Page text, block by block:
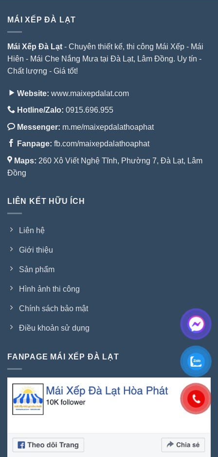
MÁI XẾP ĐÀ LẠT
Mái Xếp Đà Lạt - Chuyên thiết kế, thi công Mái Xếp - Mái
Hiên - Mái Che Nắng Mưa tại Đà Lạt, Lâm Đồng. Uy tín -
Chất lượng - Giá tốt!
Website: www.maixepdalat.com
Hotline/Zalo: 0915.696.955
Messenger: m.me/maixepdalathoaphat
Fanpage: fb.com/maixepdalathoaphat
Maps: 260 Xô Viết Nghệ Tĩnh, Phường 7, Đà Lạt, Lâm
Đồng
LIÊN KẾT HỮU ÍCH
Liên hệ
Giới thiệu
Sản phẩm
Hình ảnh thi công
Chính sách bảo mật
Điều khoản sử dụng
FANPAGE MÁI XẾP ĐÀ LẠT